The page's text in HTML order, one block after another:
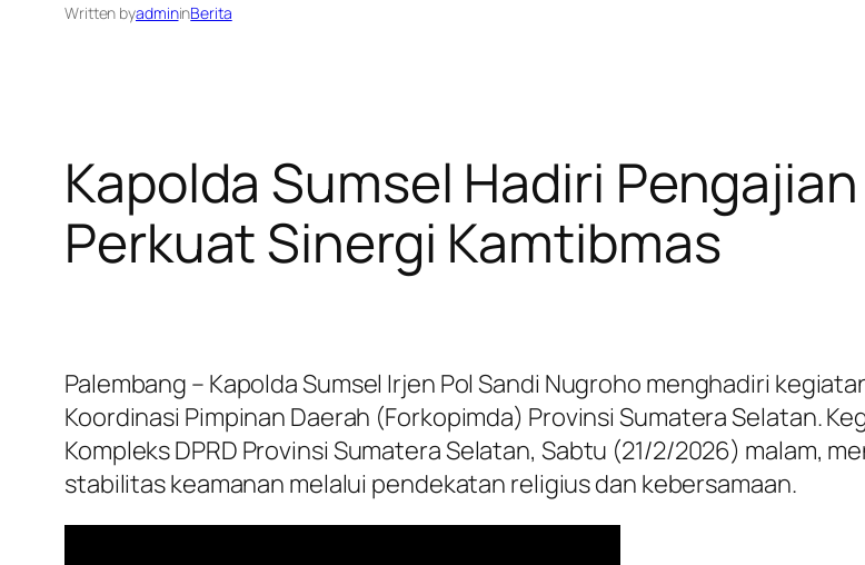
Written byadmininBerita
Kapolda Sumsel Hadiri Pengajian
Perkuat Sinergi Kamtibmas
Palembang – Kapolda Sumsel Irjen Pol Sandi Nugroho menghadiri
Koordinasi Pimpinan Daerah (Forkopimda) Provinsi Sumatera Selatan.
Kompleks DPRD Provinsi Sumatera Selatan, Sabtu (21/2/2026) malam,
stabilitas keamanan melalui pendekatan religius dan kebersamaan.